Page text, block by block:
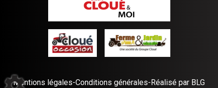
Mentions légales-Conditions générales-Réalisé par BLG